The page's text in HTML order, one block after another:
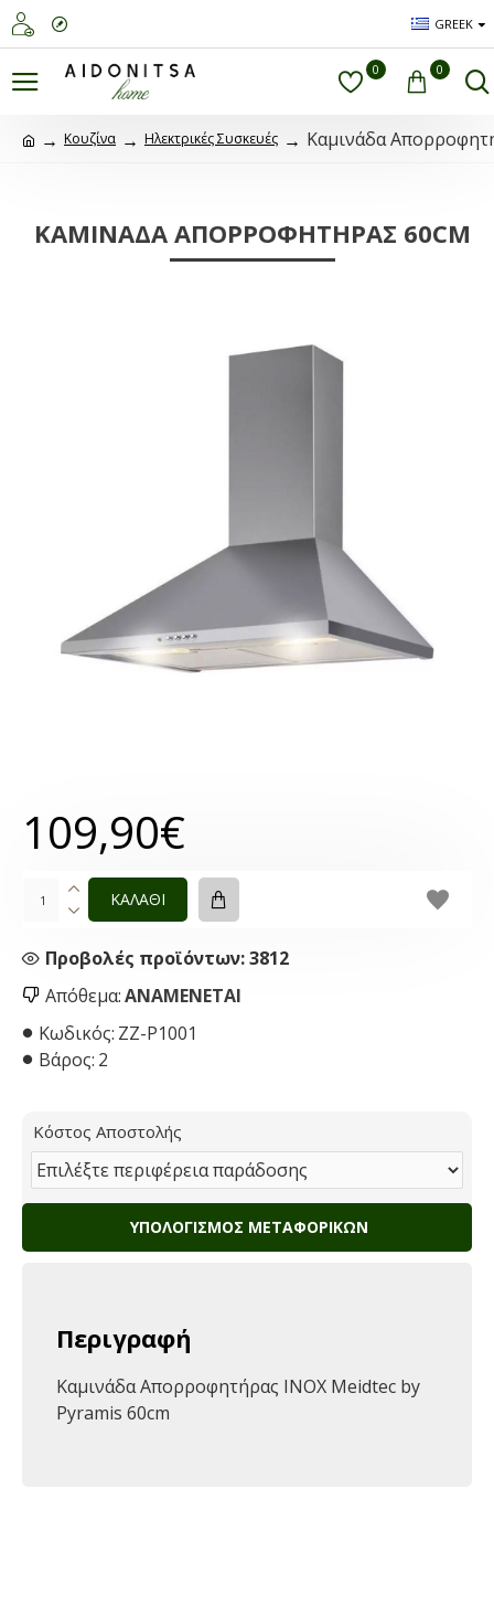
GREEK
0 0
Κουζίνα Ηλεκτρικές Συσκευές Καμινάδα
ΚΑΜΙΝΆΔΑ ΑΠΟΡΡΟΦΗΤΉΡΑΣ 60CM
Απόθεμα:ΑΝΑΜΈΝΕΤΑΙ
Κωδικός: ZZ-P1001
Βάρος: 2
Προβολές προϊόντων: 3812
109,90€
ΚΑΛΑΘΙ
Κόστος Αποστολής
ΥΠΟΛΟΓΙΣΜΌΣ ΜΕΤΑΦΟΡΙΚΏΝ
Περιγραφή
Καμινάδα Απορροφητήρας ΙΝΟΧ Meidtec by
Pyramis 60cm